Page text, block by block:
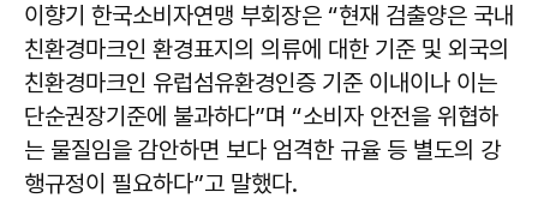
이향기 한국소비자연맹 부회장은 “현재 검출양은 국내
친환경마크인 환경표지의 의류에 대한 기준 및 외국의
친환경마크인 유럽섬유환경인증 기준 이내이나 이는
단순권장기준에 불과하다”며 “소비자 안전을 위협하
는 물질임을 감안하면 보다 엄격한 규율 등 별도의 강
행규정이 필요하다”고 말했다.